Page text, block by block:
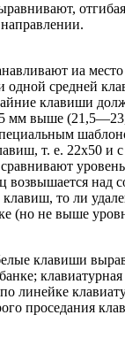
иа
одной средней
клавиши
выше
т. е. 22x50 и
возвышается
то ли
(но не выше
клавиши
линейке
проседания